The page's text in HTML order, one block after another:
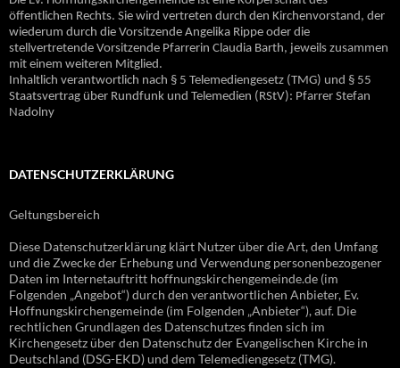
öffentlichen Rechts. Sie wird vertreten durch den Kirchenvorstand, der
wiederum durch die Vorsitzende Angelika Rippe oder die
stellvertretende Vorsitzende Pfarrerin Claudia Barth, jeweils zusammen
mit einem weiteren Mitglied.
Inhaltlich verantwortlich nach § 5 Telemediengesetz (TMG) und § 55
Staatsvertrag über Rundfunk und Telemedien (RStV): Pfarrer Stefan
Nadolny
DATENSCHUTZERKLÄRUNG
Geltungsbereich
Diese Datenschutzerklärung klärt Nutzer über die Art, den Umfang
und die Zwecke der Erhebung und Verwendung personenbezogener
Daten im Internetauftritt hoffnungskirchengemeinde.de (im
Folgenden „Angebot“) durch den verantwortlichen Anbieter, Ev.
Hoffnungskirchengemeinde (im Folgenden „Anbieter“), auf. Die
rechtlichen Grundlagen des Datenschutzes finden sich im
Kirchengesetz über den Datenschutz der Evangelischen Kirche in
Deutschland (DSG-EKD) und dem Telemediengesetz (TMG).